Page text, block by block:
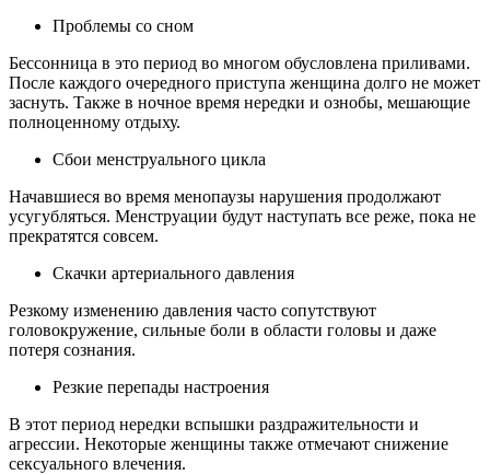
Проблемы со сном
Бессонница в это период во многом обусловлена приливами.
После каждого очередного приступа женщина долго не может
заснуть. Также в ночное время нередки и ознобы, мешающие
полноценному отдыху.
Сбои менструального цикла
Начавшиеся во время менопаузы нарушения продолжают
усугубляться. Менструации будут наступать все реже, пока не
прекратятся совсем.
Скачки артериального давления
Резкому изменению давления часто сопутствуют
головокружение, сильные боли в области головы и даже
потеря сознания.
Резкие перепады настроения
В этот период нередки вспышки раздражительности и
агрессии. Некоторые женщины также отмечают снижение
сексуального влечения.